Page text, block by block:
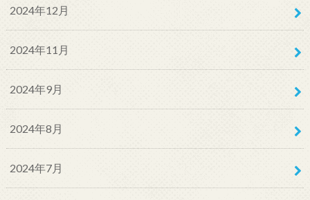
2024年12月
2024年11月
2024年9月
2024年8月
2024年7月